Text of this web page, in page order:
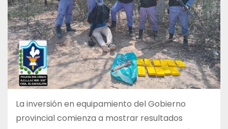
La inversión en equipamiento del Gobierno
provincial comienza a mostrar resultados